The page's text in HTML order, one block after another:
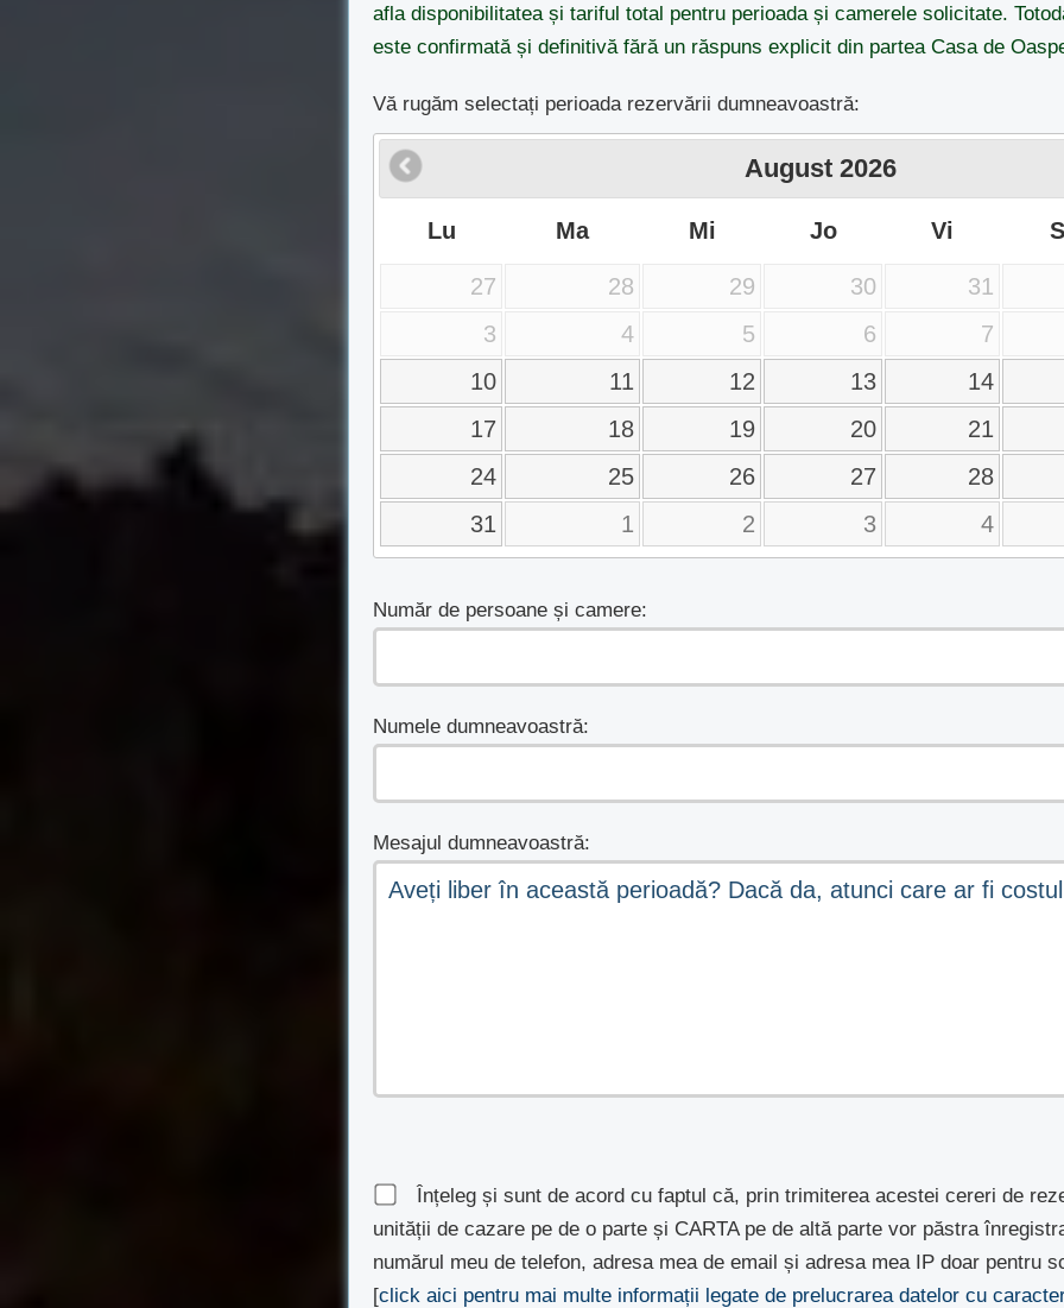
afla disponibilitatea și tariful total pentru perioada și camerele solicitate.
este confirmată și definitivă fără un răspuns explicit din partea Casa de
Vă rugăm selectați perioada rezervării dumneavoastră:
August 2026
Lu Ma Mi Jo Vi
27 28 29 30
31
3
4 5 6
7
10
11 12 13
14
17
18 19 20
21
24
25 26 27
28
31
1 2 3 4
Număr de persoane și camere:
Numele dumneavoastră:
Mesajul dumneavoastră:
Înțeleg și sunt de acord cu faptul că, prin trimiterea acestei cereri de
unității de cazare pe de o parte și CARTA pe de altă parte vor păstra
numărul meu de telefon, adresa mea de email și adresa mea IP doar pentru
[click aici pentru mai multe informații legate de prelucrarea datelor cu